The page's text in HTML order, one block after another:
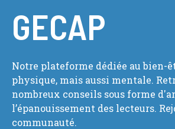
GECAP
Notre plateforme dédiée au bien-
physique, mais aussi mentale.
nombreux conseils sous forme
l’épanouissement des lecteurs.
communauté.